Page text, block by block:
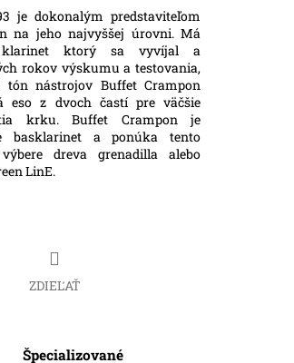
je dokonalým predstaviteľom
na jeho najvyššej úrovni. Má
klarinet ktorý sa vyvíjal a
rokov výskumu a testovania,
nástrojov Buffet Crampon
eso z dvoch častí pre väčšie
krku. Buffet Crampon je
basklarinet a ponúka tento
dreva grenadilla alebo
LinE.
ZDIEĽAŤ
Špecializované